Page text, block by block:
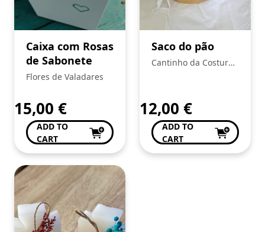
Caixa com Rosas
de Sabonete
Flores de Valadares
15,00 €
ADD TO
CART
Saco do pão
Cantinho da Costura
12,00 €
ADD TO
CART